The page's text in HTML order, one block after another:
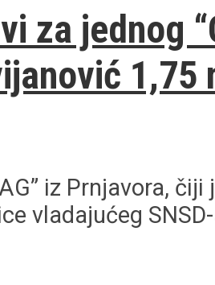
za jednog
1,75
iz Prnjavora,
vladajućeg